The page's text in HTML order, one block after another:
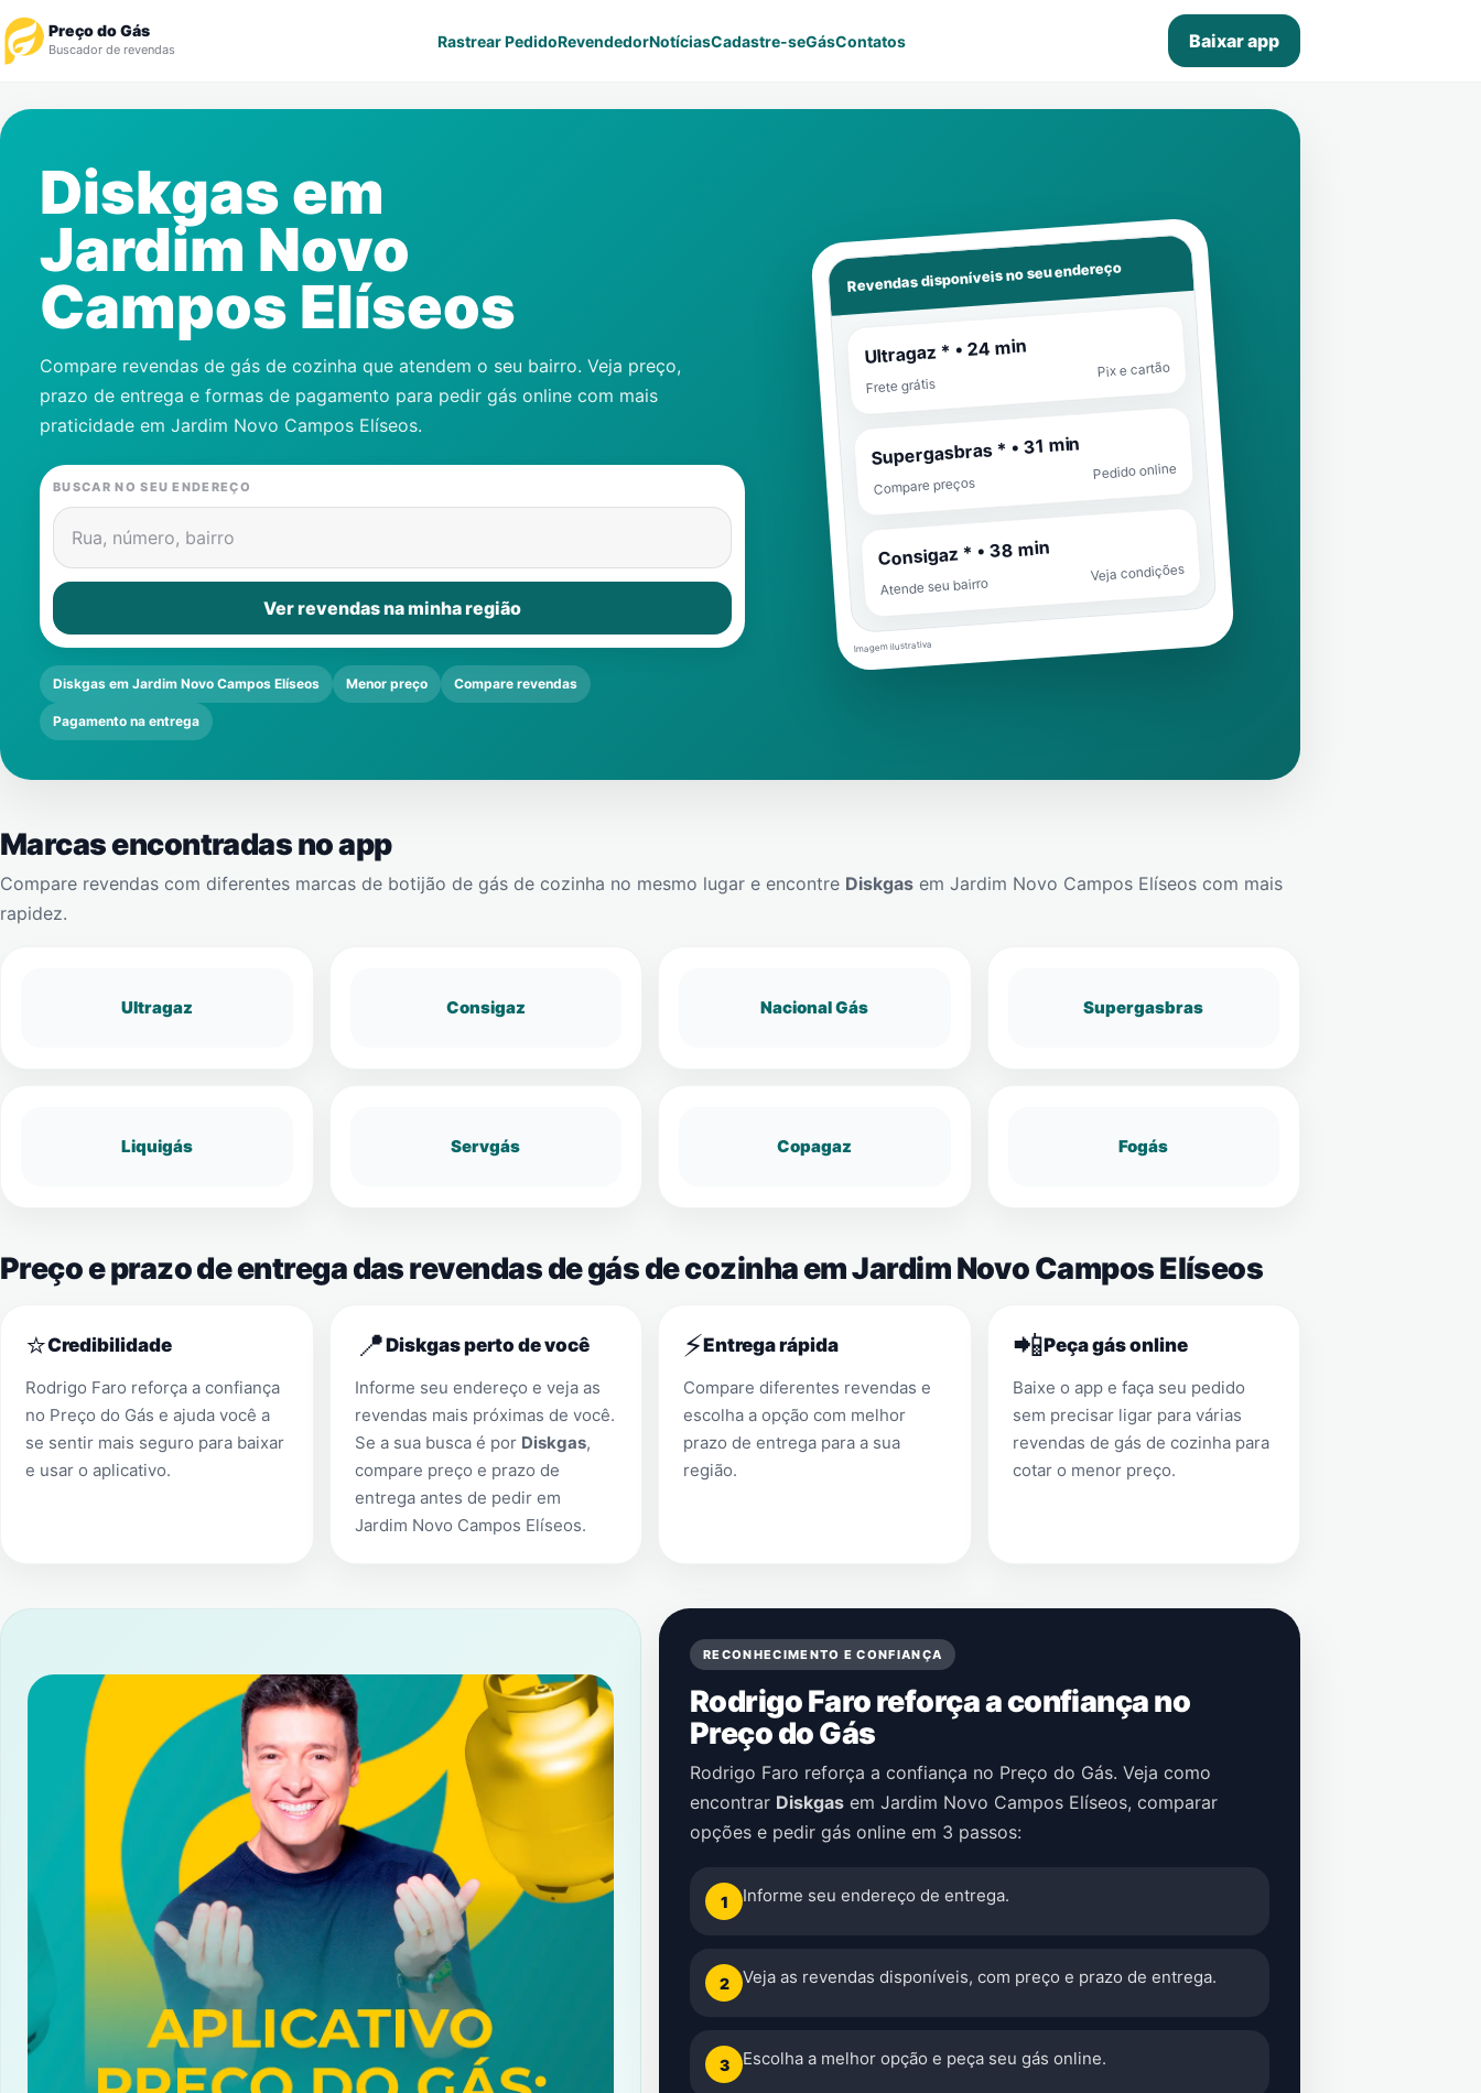
Preço do Gás
Buscador de revendas Rastrear PedidoRevendedorNotíciasCadastre-seGásContatos Baixar app
Revendedor
Notícias
Cadastre-se
Contatos
Diskgas em
Jardim Novo
Campos Elíseos
Compare revendas de gás de cozinha que atendem o seu bairro. Veja preço,
prazo de entrega e formas de pagamento para pedir gás online com mais
praticidade em Jardim Novo Campos Elíseos.
BUSCAR NO SEU ENDEREÇO
Rua, número, bairro
Ver revendas na minha região
Diskgas em Jardim Novo Campos Elíseos Menor preço Compare revendas
Pagamento na entrega
Revendas disponíveis no seu endereço
Ultragaz * • 24 min
Frete grátis
Pix e cartão
Supergasbras * • 31 min
Compare preços
Pedido online
Consigaz * • 38 min
Atende seu bairro
Veja condições
Imagem ilustrativa
Marcas encontradas no app
Compare revendas com diferentes marcas de botijão de gás de cozinha no mesmo lugar e encontre Diskgas em Jardim Novo Campos Elíseos com mais
rapidez.
Ultragaz Consigaz Nacional Gás Supergasbras
Liquigás Servgás Copagaz Fogás
Preço e prazo de entrega das revendas de gás de cozinha em Jardim Novo Campos Elíseos
⭐Credibilidade
Rodrigo Faro reforça a confiança
no Preço do Gás e ajuda você a
se sentir mais seguro para baixar
e usar o aplicativo.
📍Diskgas perto de você
Informe seu endereço e veja as
revendas mais próximas de você.
Se a sua busca é por Diskgas,
compare preço e prazo de
entrega antes de pedir em
Jardim Novo Campos Elíseos.
⚡Entrega rápida
Compare diferentes revendas e
escolha a opção com melhor
prazo de entrega para a sua
região.
📲Peça gás online
Baixe o app e faça seu pedido
sem precisar ligar para várias
revendas de gás de cozinha para
cotar o menor preço.
RECONHECIMENTO E CONFIANÇA
Rodrigo Faro reforça a confiança no
Preço do Gás
Rodrigo Faro reforça a confiança no Preço do Gás. Veja como
encontrar Diskgas em Jardim Novo Campos Elíseos, comparar
opções e pedir gás online em 3 passos:
1 Informe seu endereço de entrega.
2 Veja as revendas disponíveis, com preço e prazo de entrega.
3 Escolha a melhor opção e peça seu gás online.